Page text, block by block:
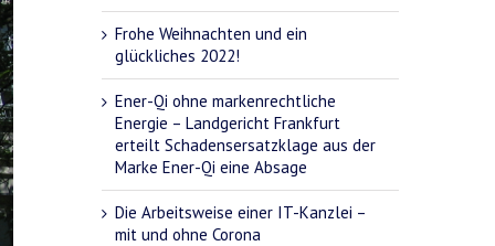
Frohe Weihnachten und ein
glückliches 2022!
Ener-Qi ohne markenrechtliche
Energie – Landgericht Frankfurt
erteilt Schadensersatzklage aus der
Marke Ener-Qi eine Absage
Die Arbeitsweise einer IT-Kanzlei –
mit und ohne Corona